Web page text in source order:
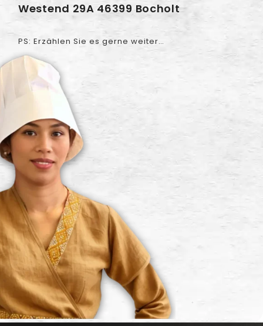
Westend 29A 46399 Bocholt
PS: Erzählen Sie es gerne weiter…